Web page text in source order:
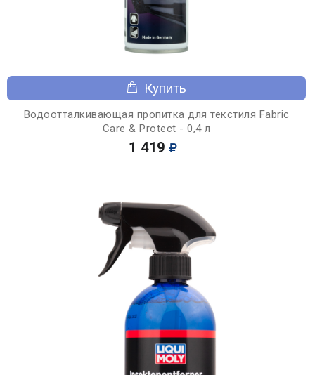
Купить
Водоотталкивающая пропитка для текстиля Fabric
Care & Protect - 0,4 л
1 419